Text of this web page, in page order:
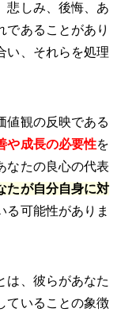
悲しみ、後悔、あ
であることがあり
い、それらを処理
値観の反映である
や成長の必要性を
なたの良心の代表
たが自分自身に対
る可能性がありま
は、彼らがあなた
ていることの象徴